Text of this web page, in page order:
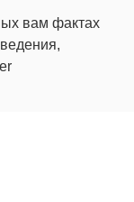
вам фактах